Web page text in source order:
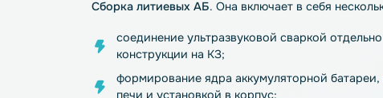
последовательных процессов:
приготовления активной смеси.
температуре +1200 °С.
тщательно перемешивается;